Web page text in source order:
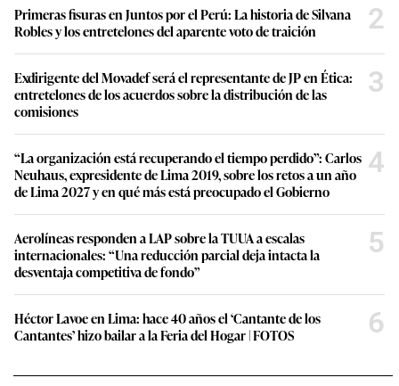
Primeras fisuras en Juntos por el Perú: La historia de Silvana
Robles y los entretelones del aparente voto de traición
2
Exdirigente del Movadef será el representante de JP en Ética:
entretelones de los acuerdos sobre la distribución de las
comisiones
3
“La organización está recuperando el tiempo perdido”: Carlos
Neuhaus, expresidente de Lima 2019, sobre los retos a un año
de Lima 2027 y en qué más está preocupado el Gobierno
4
Aerolíneas responden a LAP sobre la TUUA a escalas
internacionales: “Una reducción parcial deja intacta la
desventaja competitiva de fondo”
5
Héctor Lavoe en Lima: hace 40 años el ‘Cantante de los
Cantantes’ hizo bailar a la Feria del Hogar | FOTOS
6